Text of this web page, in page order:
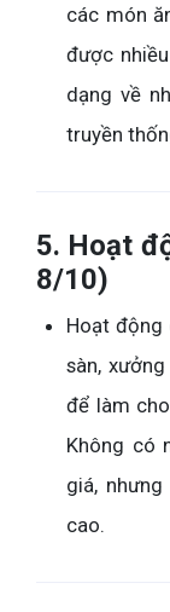
các món
được
dạng về
truyền
5. Hoạt
8/10)
Hoạt động
sàn,
để làm
Không có
giá,
cao.